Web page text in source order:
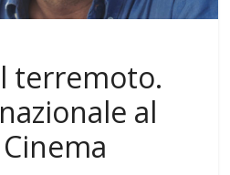
terremoto.
al